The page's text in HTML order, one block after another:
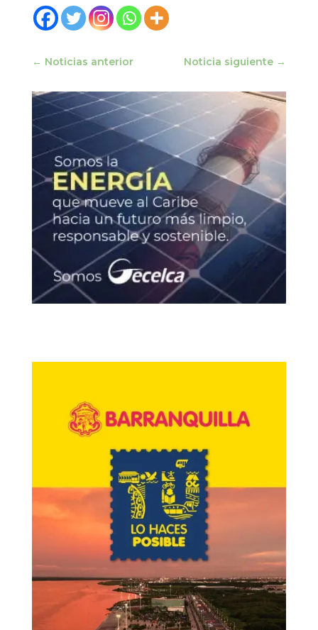
← Noticias anterior Noticia siguiente →